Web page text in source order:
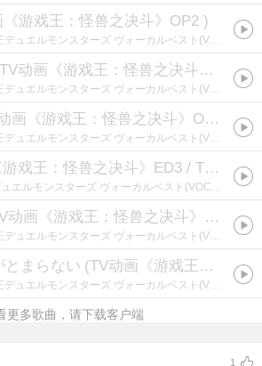
《游戏王：怪兽之决斗》OP2 )
エルモンスターズ ヴォーカルベスト(VOCAL BEST!!)
TV动画《游戏王：怪兽之决斗》ED2 / TVアニメ「遊☆戯☆王デュエルモンスターズ」ED2テーマ
エルモンスターズ ヴォーカルベスト(VOCAL BEST!!)
画《游戏王：怪兽之决斗》OP3
エルモンスターズ ヴォーカルベスト(VOCAL BEST!!)
决斗》ED3 / TVアニメ「遊☆戯☆王デュエルモンスターズ」ED3テーマ
モンスターズ ヴォーカルベスト(VOCAL BEST!!)
动画《游戏王：怪兽之决斗》OP4 )
エルモンスターズ ヴォーカルベスト(VOCAL BEST!!)
とまらない (TV动画《游戏王：怪兽之决斗》ED4
エルモンスターズ ヴォーカルベスト(VOCAL BEST!!)
更多歌曲，请下载客户端
1